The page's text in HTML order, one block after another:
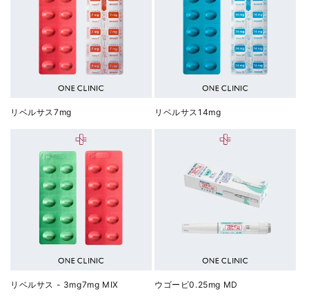
リベルサス7mg リベルサス14mg
リベルサス - 3mg7mg MIX ウゴービ0.25mg MD